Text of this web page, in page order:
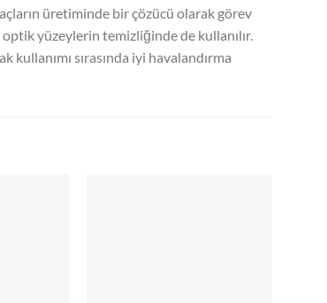
üretiminde bir çözücü olarak görev
yüzeylerin temizliğinde de kullanılır.
kullanımı sırasında iyi havalandırma